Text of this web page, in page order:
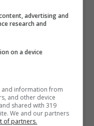
incluse le
comunicazione
e la richiesta
per le
advertising and
research and
on a device
information from
and other device
shared with 319
We and our partners
of partners.